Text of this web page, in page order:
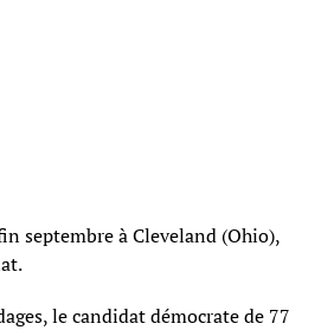
septembre à Cleveland (Ohio),
le candidat démocrate de 77